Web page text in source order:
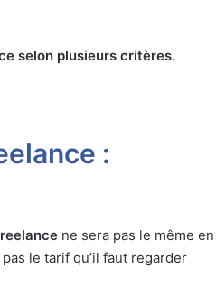
selon plusieurs critères.
:
ne sera pas le même en
le tarif qu’il faut regarder